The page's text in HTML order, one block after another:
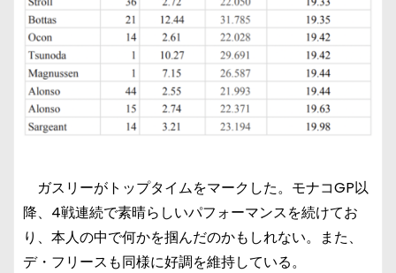
ガスリーがトップタイムをマークした。モナコGP以
降、4戦連続で素晴らしいパフォーマンスを続けてお
り、本人の中で何かを掴んだのかもしれない。また、
デ・フリースも同様に好調を維持している。